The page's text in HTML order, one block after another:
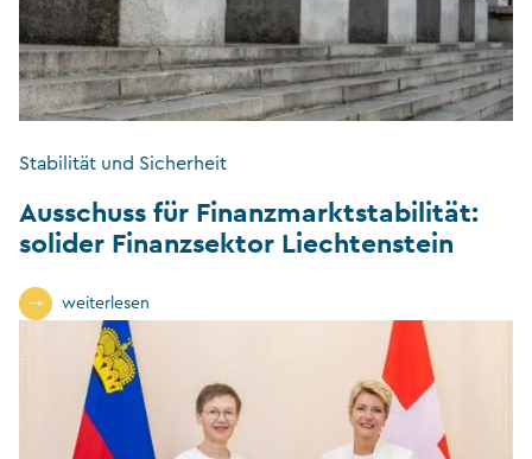
Stabilität und Sicherheit
Ausschuss für Finanzmarktstabilität:
solider Finanzsektor Liechtenstein
weiterlesen